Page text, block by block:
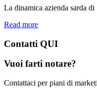
La dinamica azienda sarda
Read more
Contatti QUI
Vuoi farti notare?
Contattaci per piani di